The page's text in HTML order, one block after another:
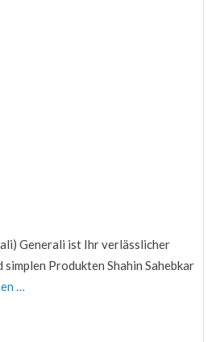
Generali ist Ihr verlässlicher
Produkten Shahin Sahebkar
…